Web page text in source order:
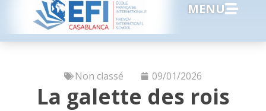
MENU
Non classé 09/01/2026
La galette des rois